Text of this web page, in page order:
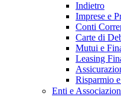
Indietro
Imprese e
Conti
Carte di
Mutui e
Leasing
Risparmio
Enti e